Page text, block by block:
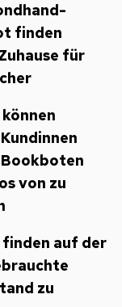
finden
für
von zu
finden auf der
zu